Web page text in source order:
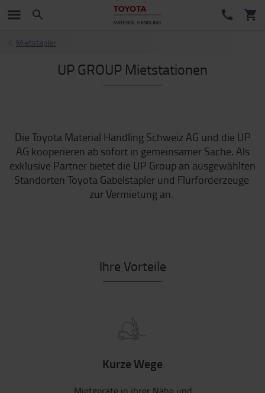
Mietstapler
UP GROUP Mietstationen
Die Toyota Material Handling Schweiz AG und die UP
AG kooperieren ab sofort in gemeinsamer Sache. Als
exklusive Partner bietet die UP Group an ausgewählten
Standorten Toyota Gabelstapler und Flurförderzeuge
zur Vermietung an.
Ihre Vorteile
Kurze Wege